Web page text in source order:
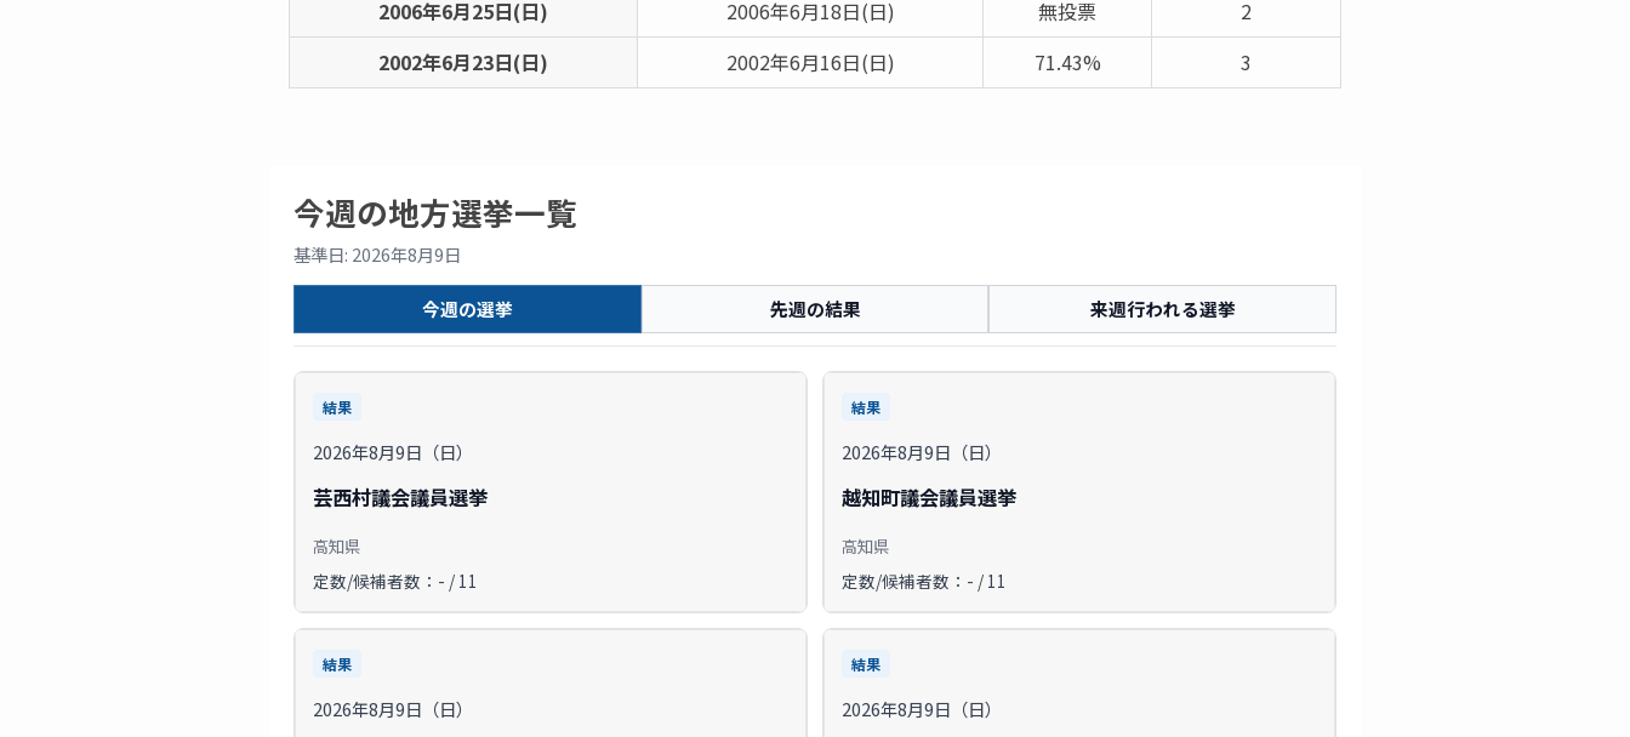
2006年6月25日(日) 2006年6月18日(日) 無投票
2
2002年6月23日(日)
2002年6月16日(日) 71.43% 3
今週の地方選挙一覧
基準日: 2026年8月9日
今週の選挙 先週の結果 来週行われる選挙
結果
2026年8月9日（日）
芸西村議会議員選挙
高知県
定数/候補者数：- / 11
結果
2026年8月9日（日）
越知町議会議員選挙
高知県
定数/候補者数：- / 11
結果
2026年8月9日（日）
結果
2026年8月9日（日）